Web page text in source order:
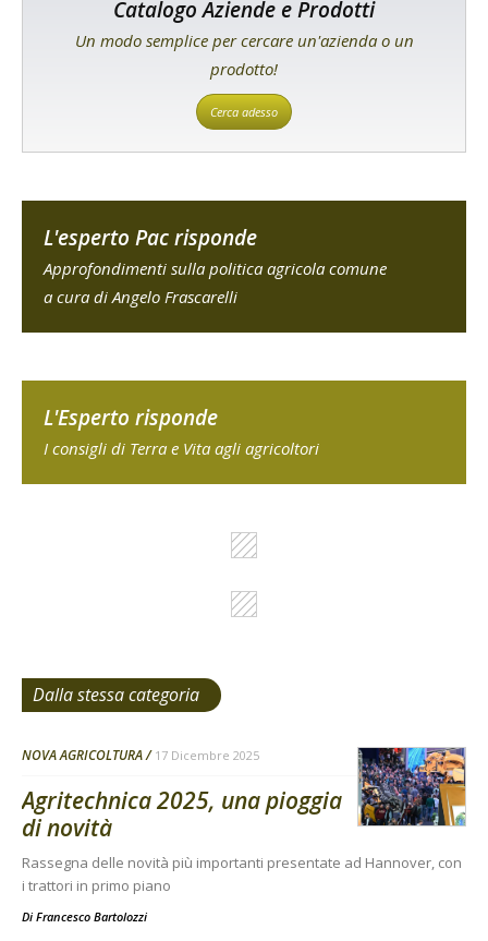
Catalogo Aziende e Prodotti
Un modo semplice per cercare un'azienda o un
prodotto!
Cerca adesso
L'esperto Pac risponde
Approfondimenti sulla politica agricola comune
a cura di Angelo Frascarelli
L'Esperto risponde
I consigli di Terra e Vita agli agricoltori
Dalla stessa categoria
NOVA AGRICOLTURA 17 Dicembre 2025
Agritechnica 2025, una pioggia
di novità
Rassegna delle novità più importanti presentate ad Hannover, con
i trattori in primo piano
Di Francesco Bartolozzi